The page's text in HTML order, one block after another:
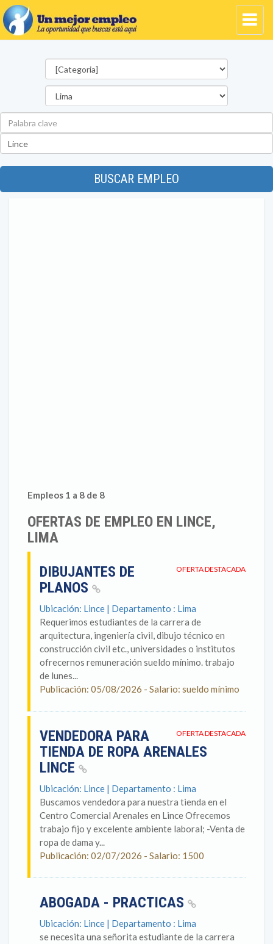
BUSCAR EMPLEO
Empleos 1 a 8 de 8
OFERTAS DE EMPLEO EN LINCE,
LIMA
OFERTA DESTACADA
DIBUJANTES DE
PLANOS
Ubicación: Lince | Departamento : Lima
Requerimos estudiantes de la carrera de
arquitectura, ingeniería civil, dibujo técnico en
construcción civil etc., universidades o institutos
ofrecernos remuneración sueldo mínimo. trabajo
de lunes...
Publicación: 05/08/2026 - Salario: sueldo mínimo
OFERTA DESTACADA
VENDEDORA PARA
TIENDA DE ROPA ARENALES
LINCE
Ubicación: Lince | Departamento : Lima
Buscamos vendedora para nuestra tienda en el
Centro Comercial Arenales en Lince Ofrecemos
trabajo fijo y excelente ambiente laboral; -Venta de
ropa de dama y...
Publicación: 02/07/2026 - Salario: 1500
ABOGADA - PRACTICAS
Ubicación: Lince | Departamento : Lima
se necesita una señorita estudiante de la carrera